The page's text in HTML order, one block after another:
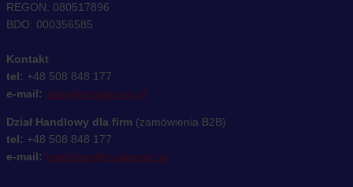
REGON: 080517896
BDO: 000356585
Kontakt
tel: +48 508 848 177
e-mail: sklep@msalamon.pl
Dział Handlowy dla firm (zamówienia B2B)
tel: +48 508 848 177
e-mail: handlowy@msalamon.pl